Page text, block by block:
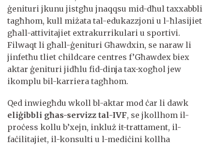
ġenituri jkunu jistgħu jnaqqsu mid-dħul taxxabbli
tagħhom, kull miżata tal-edukazzjoni u l-ħlasijiet
għall-attivitajiet extrakurrikulari u sportivi.
Filwaqt li għall-ġenituri Għawdxin, se naraw li
jinfetħu tliet childcare centres f’Għawdex biex
aktar ġenituri jidħlu fid-dinja tax-xogħol jew
ikomplu bil-karriera tagħhom.
Qed inwiegħdu wkoll bl-aktar mod ċar li dawk
eliġibbli għas-servizz tal-IVF, se jkollhom il-
proċess kollu b’xejn, inkluż it-trattament, il-
faċilitajiet, il-konsulti u l-mediċini kollha